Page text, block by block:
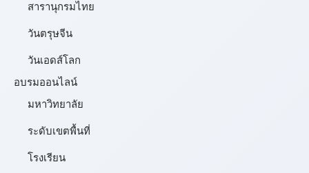
สารานุกรมไทย
วันตรุษจีน
วันเอดส์โลก
อบรมออนไลน์
มหาวิทยาลัย
ระดับเขตพื้นที่
โรงเรียน